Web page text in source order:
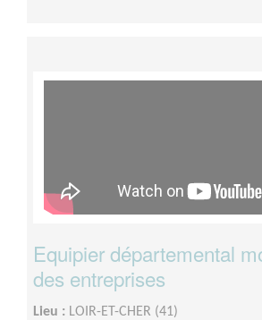
Equipier départemental
des entreprises
Lieu : LOIR-ET-CHER (41)